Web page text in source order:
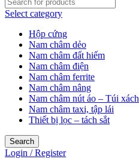
Select category
Hộp cứng
Nam châm dẻo
Nam châm đất hiếm
Nam châm điện
Nam châm ferrite
Nam châm nâng
Nam châm nút áo – Túi xách
Nam châm taxi, tập lái
Thiết bị lọc – tách sắt
Search
Login / Register